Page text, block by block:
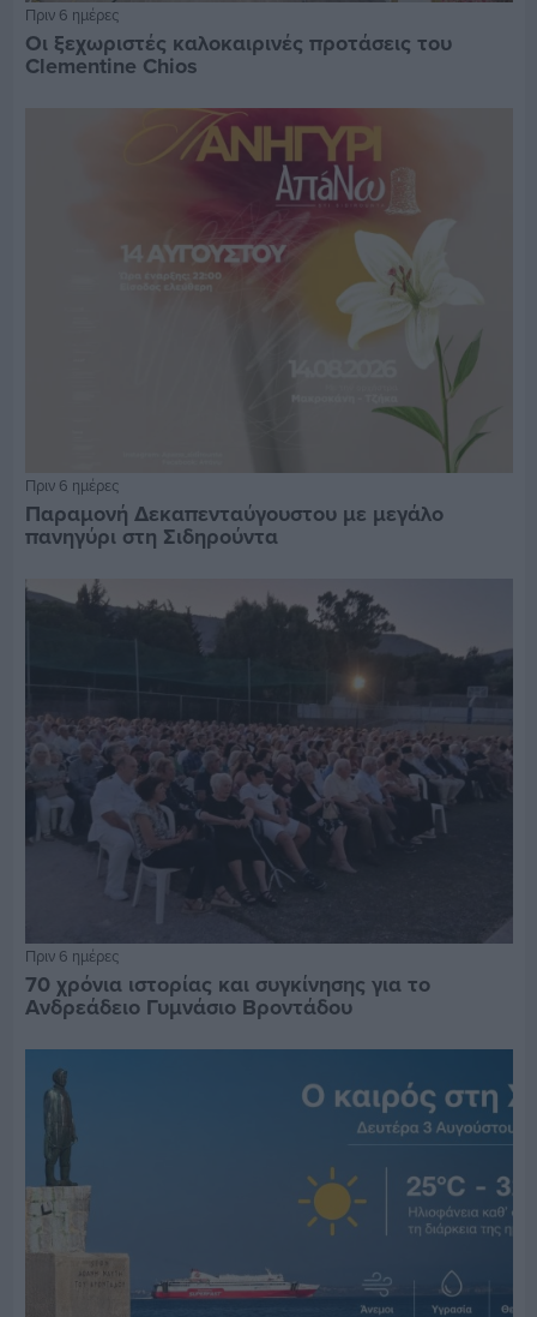
Πριν 6 ημέρες
Οι ξεχωριστές καλοκαιρινές προτάσεις του
Clementine Chios
Πριν 6 ημέρες
Παραμονή Δεκαπενταύγουστου με μεγάλο
πανηγύρι στη Σιδηρούντα
Πριν 6 ημέρες
70 χρόνια ιστορίας και συγκίνησης για το
Ανδρεάδειο Γυμνάσιο Βροντάδου